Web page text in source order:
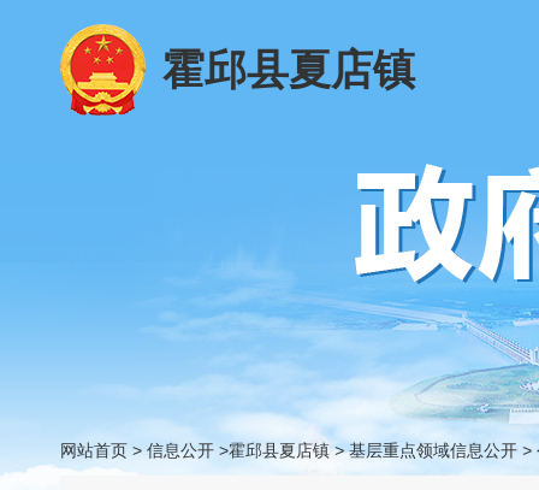
霍邱县夏店镇
网站首页 > 信息公开 >霍邱县夏店镇> 基层重点领域信息公开 >